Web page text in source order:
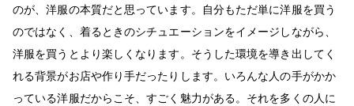
のが、洋服の本質だと思っています。自分もただ単に洋服を買う
のではなく、着るときのシチュエーションをイメージしながら、
洋服を買うとより楽しくなります。そうした環境を導き出してく
れる背景がお店や作り手だったりします。いろんな人の手がかか
っている洋服だからこそ、すごく魅力がある。それを多くの人に